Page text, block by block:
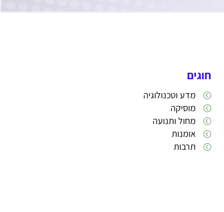
חוגים
מדע וטכנולוגיה
מוסיקה
מחול ותנועה
אומנות
תרבות